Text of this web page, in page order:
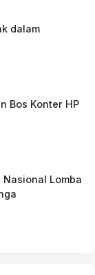
dalam
Bos Konter HP
Nasional Lomba